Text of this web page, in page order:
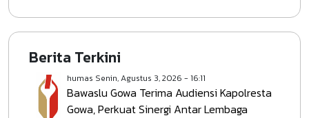
Berita Terkini
humas Senin, Agustus 3, 2026 - 16:11
Bawaslu Gowa Terima Audiensi Kapolresta
Gowa, Perkuat Sinergi Antar Lembaga